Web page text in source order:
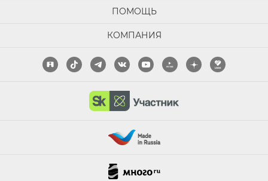
ПОМОЩЬ
КОМПАНИЯ